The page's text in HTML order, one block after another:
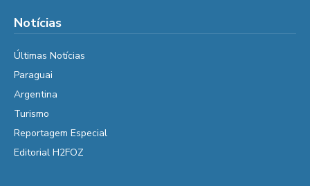
Notícias
Últimas Notícias
Paraguai
Argentina
Turismo
Reportagem Especial
Editorial H2FOZ